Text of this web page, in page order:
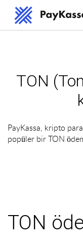
TON
PayKassa, kripto
popüler bir TON
TON